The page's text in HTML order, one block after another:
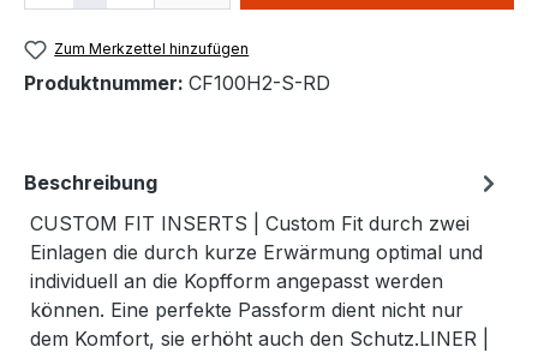
Zum Merkzettel hinzufügen
Produktnummer: CF100H2-S-RD
Beschreibung
CUSTOM FIT INSERTS | Custom Fit durch zwei
Einlagen die durch kurze Erwärmung optimal und
individuell an die Kopfform angepasst werden
können. Eine perfekte Passform dient nicht nur
dem Komfort, sie erhöht auch den Schutz.LINER |